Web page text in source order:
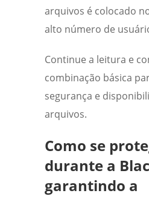
arquivos é colocado
alto número de
Continue a leitura e
combinação básica
segurança e
arquivos.
Como se
durante a
garantindo a